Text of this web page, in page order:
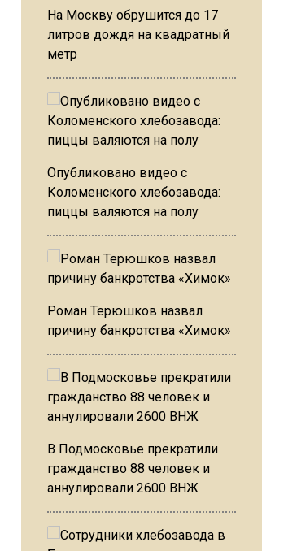
На Москву обрушится до 17
литров дождя на квадратный
метр
Опубликовано видео с
Коломенского хлебозавода:
пиццы валяются на полу
Роман Терюшков назвал
причину банкротства «Химок»
В Подмосковье прекратили
гражданство 88 человек и
аннулировали 2600 ВНЖ